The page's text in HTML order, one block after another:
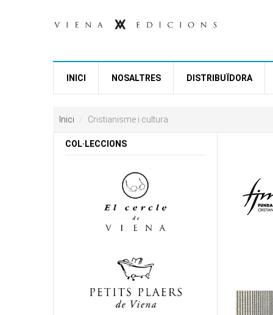
INICI NOSALTRES DISTRIBUÏDORA
Inici Cristianisme i cultura
COL·LECCIONS